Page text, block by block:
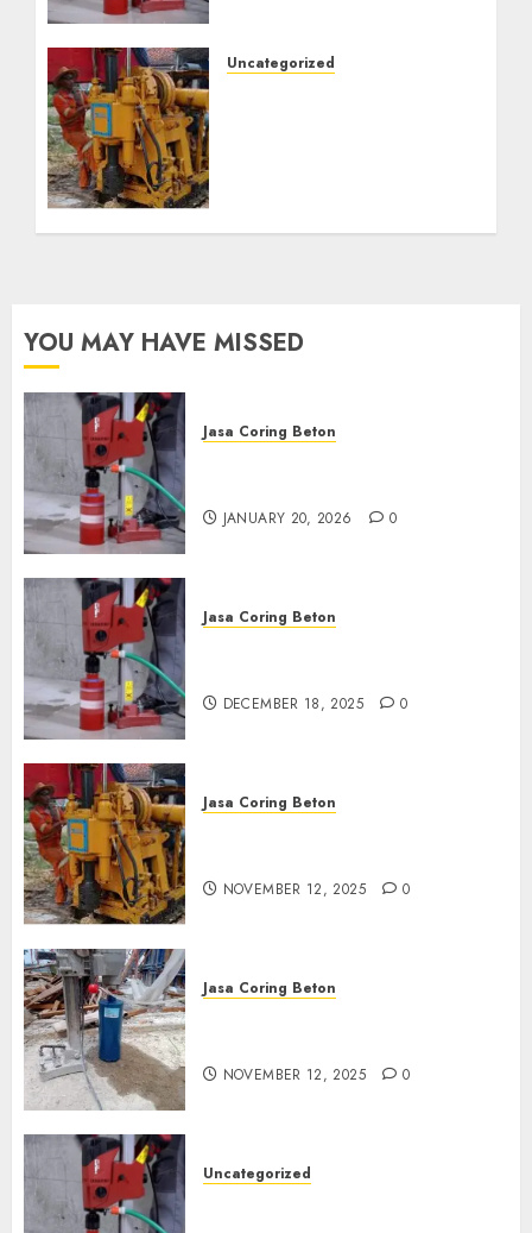
Uncategorized
YOU MAY HAVE MISSED
Jasa Coring Beton
JANUARY 20, 2026 0
Jasa Coring Beton
DECEMBER 18, 2025 0
Jasa Coring Beton
NOVEMBER 12, 2025 0
Jasa Coring Beton
NOVEMBER 12, 2025 0
Uncategorized